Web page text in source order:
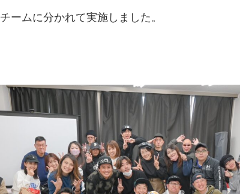
チームに分かれて実施しました。